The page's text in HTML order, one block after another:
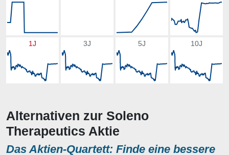
1J 3J 5J 10J
Alternativen zur Soleno
Therapeutics Aktie
Das Aktien-Quartett: Finde eine bessere